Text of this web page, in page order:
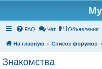
FAQ Чат Объявления
На главную Список форумов
Знакомства